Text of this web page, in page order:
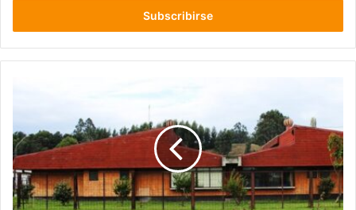
se
adjudica
recursos
para
mejoras